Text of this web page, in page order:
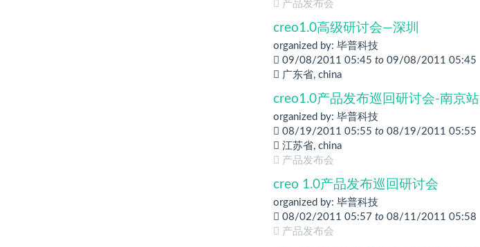
产品发布会
creo1.0高级研讨会—深圳
organized by: 毕普科技
09/08/2011 05:45 to 09/08/2011 05:45
广东省, china
creo1.0产品发布巡回研讨会-南京站
organized by: 毕普科技
08/19/2011 05:55 to 08/19/2011 05:55
江苏省, china
产品发布会
creo 1.0产品发布巡回研讨会
organized by: 毕普科技
08/02/2011 05:57 to 08/11/2011 05:58
产品发布会